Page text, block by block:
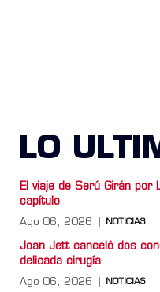
LO
El viaje de Serú Girán por
capítulo
Ago 06, 2026 NOTICIAS
Joan Jett canceló dos
delicada cirugía
Ago 06, 2026 NOTICIAS